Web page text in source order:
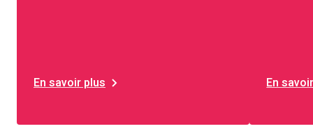
En savoir plus En